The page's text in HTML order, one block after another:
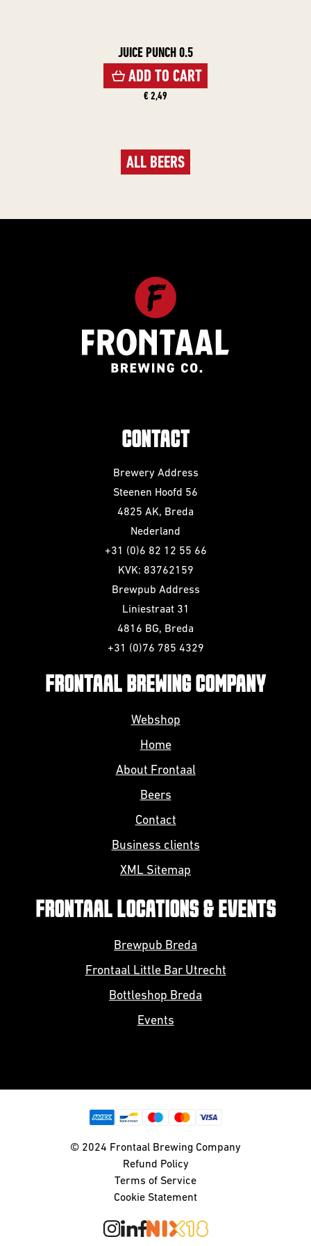
JUICE PUNCH 0.5
ADD TO CART
€ 2,49
ALL BEERS
CONTACT
Brewery Address
Steenen Hoofd 56
4825 AK, Breda
Nederland
+31 (0)6 82 12 55 66
KVK: 83762159
Brewpub Address
Liniestraat 31
4816 BG, Breda
+31 (0)76 785 4329
FRONTAAL BREWING COMPANY
Webshop
Home
About Frontaal
Beers
Contact
Business clients
XML Sitemap
FRONTAAL LOCATIONS & EVENTS
Brewpub Breda
Frontaal Little Bar Utrecht
Bottleshop Breda
Events
© 2024 Frontaal Brewing Company
Refund Policy
Terms of Service
Cookie Statement